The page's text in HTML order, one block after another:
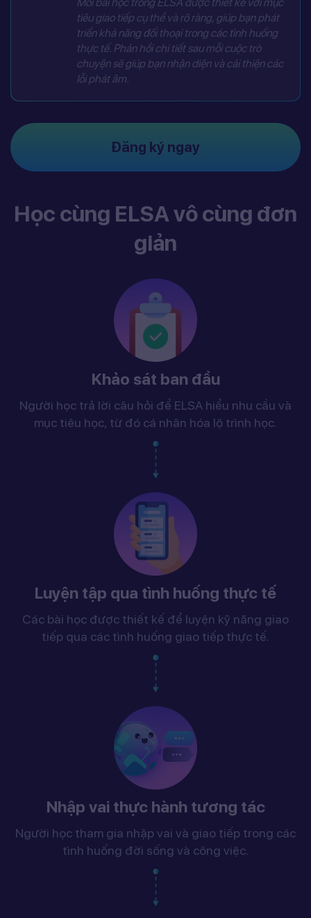
Mỗi bài học trong ELSA được thiết kế với mục
tiêu giao tiếp cụ thể và rõ ràng, giúp bạn phát
triển khả năng đối thoại trong các tình huống
thực tế. Phản hồi chi tiết sau mỗi cuộc trò
chuyện sẽ giúp bạn nhận diện và cải thiện các
lỗi phát âm.
Đăng ký ngay
Học cùng ELSA vô cùng đơn
giản
Khảo sát ban đầu
Người học trả lời câu hỏi để ELSA hiểu nhu cầu và
mục tiêu học, từ đó cá nhân hóa lộ trình học.
Luyện tập qua tình huống thực tế
Các bài học được thiết kế để luyện kỹ năng giao
tiếp qua các tình huống giao tiếp thực tế.
Nhập vai thực hành tương tác
Người học tham gia nhập vai và giao tiếp trong các
tình huống đời sống và công việc.